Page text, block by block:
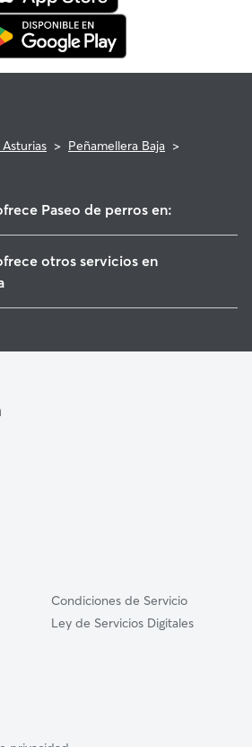
> Peñamellera Baja >
Paseo de perros en:
otros servicios en
Condiciones de Servicio
Ley de Servicios Digitales